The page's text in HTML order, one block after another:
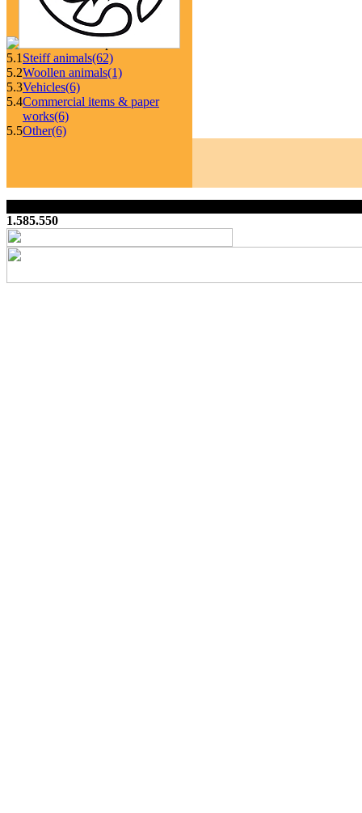
5.1 Steiff animals(62)
5.2Woollen animals(1)
5.3Vehicles(6)
5.4Commercial items & paper
works(6)
5.5Other(6)
1.585.550